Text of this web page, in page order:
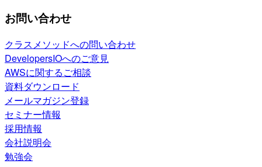
お問い合わせ
クラスメソッドへの問い合わせ
DevelopersIOへのご意見
AWSに関するご相談
資料ダウンロード
メールマガジン登録
セミナー情報
採用情報
会社説明会
勉強会